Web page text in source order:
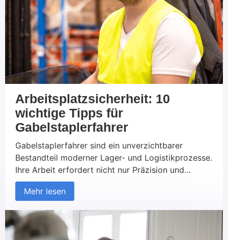
Arbeitsplatzsicherheit: 10
wichtige Tipps für
Gabelstaplerfahrer
Gabelstaplerfahrer sind ein unverzichtbarer
Bestandteil moderner Lager- und Logistikprozesse.
Ihre Arbeit erfordert nicht nur Präzision und
Geschick, sondern auch ein hohes Maß an
Verantwortungsbewusstsein und
Sie 10 wichtige Tipps für Gabelstaplerfahrer, die
Ihnen helfen, Ihren Arbeitsplatz sicherer, effizienter
Mehr lesen